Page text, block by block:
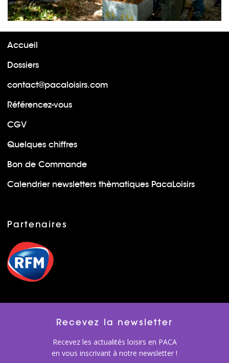
Accueil
Dossiers
contact@pacaloisirs.com
Référencez-vous
CGV
Quelques chiffres
Bon de Commande
Calendrier newsletters thèmatiques PacaLoisirs
Partenaires
Recevez la newsletter
Recevez les actualités loisirs en PACA
en vous inscrivant à notre newsletter !